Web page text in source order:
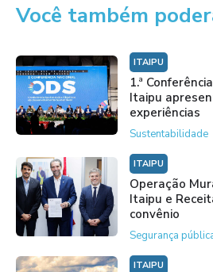
Você também
ITAIPU
1.ª
Itaipu
experiências
Sustentabilidade
ITAIPU
Operação
Itaipu e
convênio
Segurança
ITAIPU